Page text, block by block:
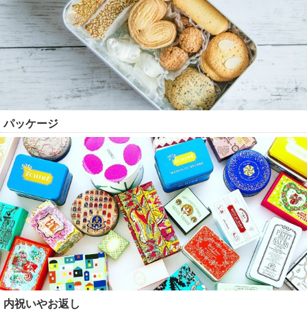
パッケージ
内祝いやお返し